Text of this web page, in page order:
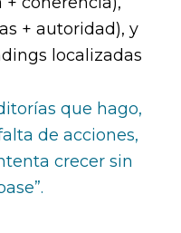
+ autoridad), y
localizadas
que hago,
de acciones,
crecer sin